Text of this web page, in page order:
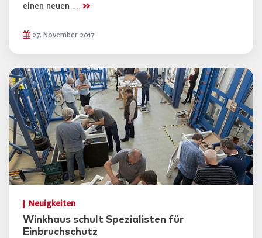
einen neuen … >>
27. November 2017
Neuigkeiten
Winkhaus schult Spezialisten für
Einbruchschutz